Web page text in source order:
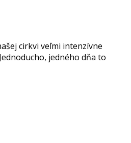
cirkvi veľmi intenzívne
jedného dňa to